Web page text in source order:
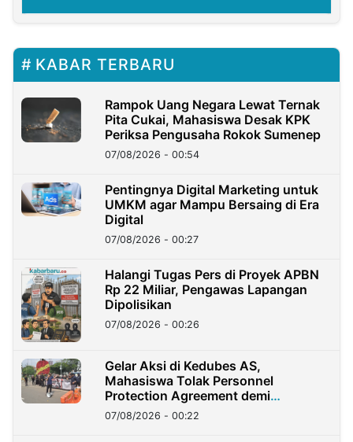
KABAR TERBARU
Rampok Uang Negara Lewat Ternak
Pita Cukai, Mahasiswa Desak KPK
Periksa Pengusaha Rokok Sumenep
07/08/2026 - 00:54
Pentingnya Digital Marketing untuk
UMKM agar Mampu Bersaing di Era
Digital
07/08/2026 - 00:27
Halangi Tugas Pers di Proyek APBN
Rp 22 Miliar, Pengawas Lapangan
Dipolisikan
07/08/2026 - 00:26
Gelar Aksi di Kedubes AS,
Mahasiswa Tolak Personnel
Protection Agreement demi
Kedaulatan Negara
07/08/2026 - 00:22